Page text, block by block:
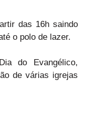
das 16h saindo
o polo de lazer.
do Evangélico,
de várias igrejas